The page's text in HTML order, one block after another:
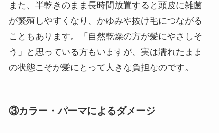
また、半乾きのまま長時間放置すると頭皮に雑菌
が繁殖しやすくなり、かゆみや抜け毛につながる
こともあります。「自然乾燥の方が髪にやさしそ
う」と思っている方もいますが、実は濡れたまま
の状態こそが髪にとって大きな負担なのです。
③カラー・パーマによるダメージ